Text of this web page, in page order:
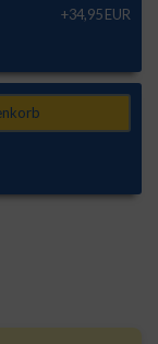
+34,95 EUR